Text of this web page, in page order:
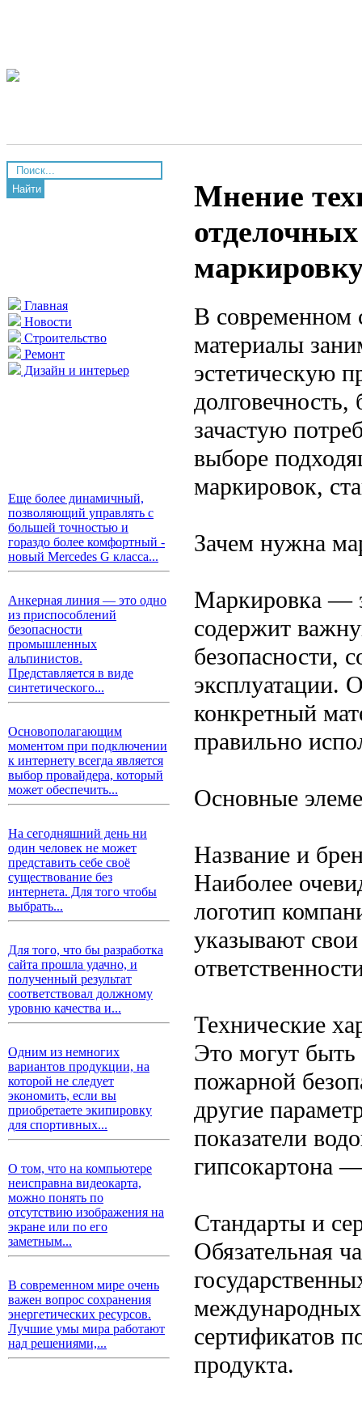
Найти
Главная
Новости
Строительство
Ремонт
Дизайн и интерьер
Еще более динамичный,
позволяющий управлять с
большей точностью и
гораздо более комфортный -
новый Mercedes G класса...
Анкерная линия — это одно
из приспособлений
безопасности
промышленных
альпинистов.
Представляется в виде
синтетического...
Основополагающим
моментом при подключении
к интернету всегда является
выбор провайдера, который
может обеспечить...
На сегодняшний день ни
один человек не может
представить себе своё
существование без
интернета. Для того чтобы
выбрать...
Для того, что бы разработка
сайта прошла удачно, и
полученный результат
соответствовал должному
уровню качества и...
Одним из немногих
вариантов продукции, на
которой не следует
экономить, если вы
приобретаете экипировку
для спортивных...
О том, что на компьютере
неисправна видеокарта,
можно понять по
отсутствию изображения на
экране или по его
заметным...
В современном мире очень
важен вопрос сохранения
энергетических ресурсов.
Лучшие умы мира работают
над решениями,...
Мнение
В современном
материалы
эстетическую
зачастую
выборе
маркировок,
Зачем нужна
Маркировка —
содержит
безопасности,
эксплуатации.
конкретный
правильно
Основные
Название и
Наиболее
логотип
указывают
Технические
Это могут быть
пожарной
другие
показатели
гипсокартона
Стандарты и
Обязательная
сертификатов
продукта.